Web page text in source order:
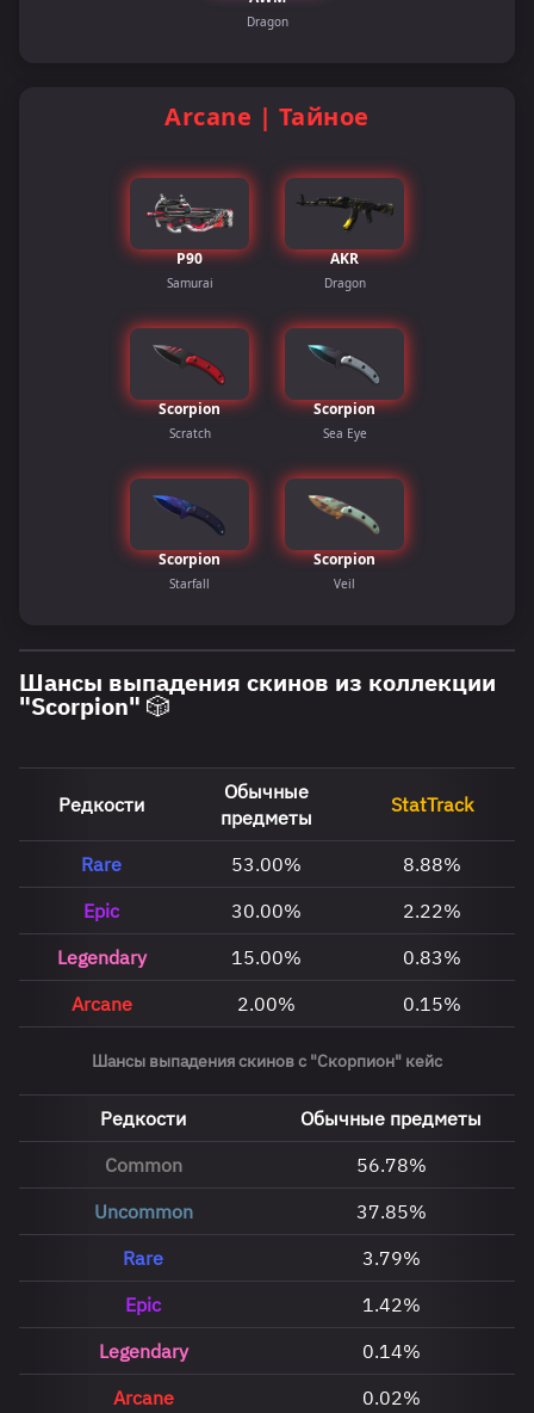
Dragon
Arcane | Тайное
P90
Samurai
AKR
Dragon
Scorpion
Scratch
Scorpion
Sea Eye
Scorpion
Starfall
Scorpion
Veil
Шансы выпадения скинов из коллекции
"Scorpion" 🎲
Редкости
Обычные
предметы
StatTrack
Rare 53.00%
8.88%
Epic
30.00%
2.22%
Legendary
15.00%
0.83%
Arcane
2.00% 0.15%
Шансы выпадения скинов с "Скорпион" кейс
Редкости
Обычные предметы
Common
56.78%
Uncommon
37.85%
Rare
3.79%
Epic
1.42%
Legendary
0.14%
Arcane
0.02%